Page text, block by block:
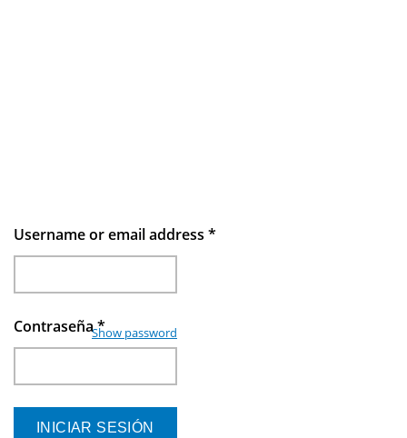
Username or email address *
Contraseña*
Show password